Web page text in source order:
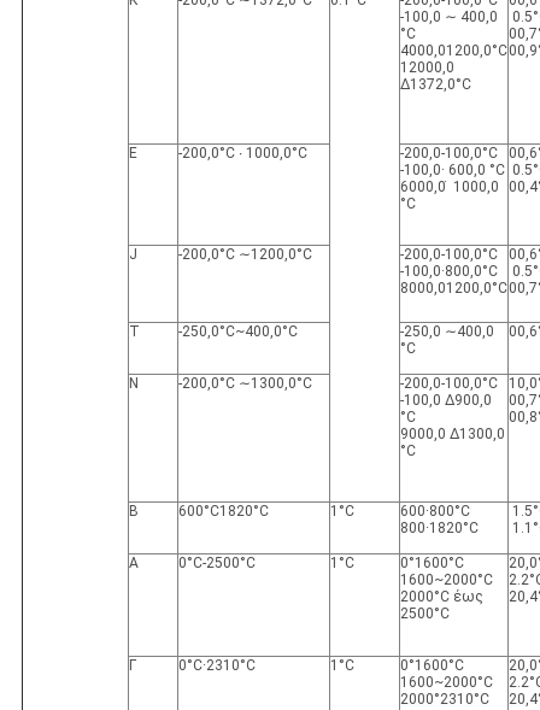
-100,0 ∼ 400,0
°C
4000,01200,0°C
12000,0
∆1372,0°C
Ε -200,0°C ∙ 1000,0°C
-200,0-100,0°C
-100,0· 600,0 °C
6000,0 ̇ 1000,0
°C
J -200,0°C ∼1200,0°C
-200,0-100,0°C
-100,0·800,0°C
8000,01200,0°C
Τ -250,0°C~400,0°C
-250,0 ∼400,0
°C
N -200,0°C ∼1300,0°C
-200,0-100,0°C
-100,0 ∆900,0
°C
9000,0 ∆1300,0
°C
Β 600°C1820°C 1°C
600·800°C
800·1820°C
Α 0°C-2500°C 1°C
0°1600°C
1600~2000°C
2000°C έως
2500°C
Γ 0°C·2310°C 1°C
0°1600°C
1600~2000°C
2000°2310°C